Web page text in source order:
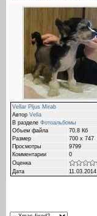
Vellar Pljus Mirab
Автор Vella
В разделе Фотоальбомы
Объем файла
70.8 Кб
Размер
700 x 747
Просмотры
9799
Комментарии
0
Оценка
Дата
11.03.2014